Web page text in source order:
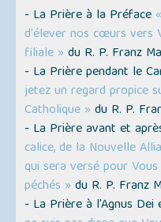
- La Prière à la Préface
d'élever nos cœurs vers
filiale » du R. P. Franz
- La Prière pendant le
jetez un regard propice
Catholique » du R. P.
- La Prière avant et
calice, de la Nouvelle
qui sera versé pour
péchés » du R. P. Franz
- La Prière à l'Agnus